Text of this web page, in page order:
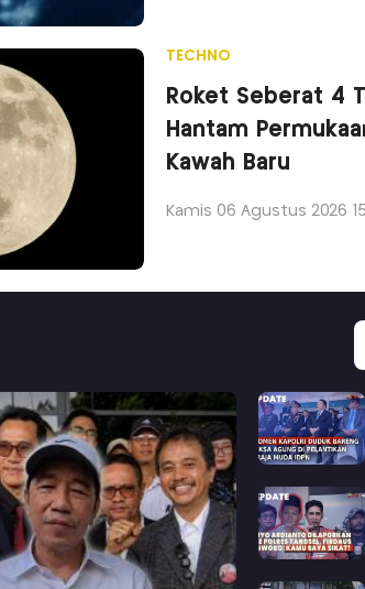
TECHNO
Roket Seberat 4
Hantam
Kawah Baru
Kamis 06 Agustus 2026